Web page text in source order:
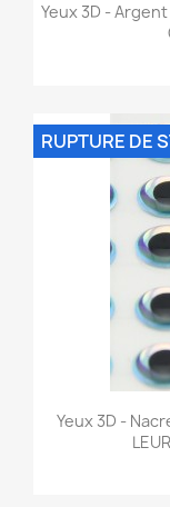
Yeux 3D - Argent
Yeux 3D -
RUPTURE DE